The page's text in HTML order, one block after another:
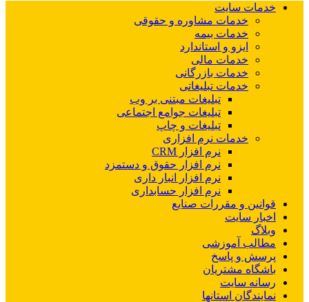
خدمات سایت
خدمات مشاوره و حقوقی
خدمات بیمه
ایزو و استاندارد
خدمات مالی
خدمات بازرگانی
خدمات تبلیغاتی
تبلیغات مبتنی بر وب
تبلیغات جوامع اجتماعی
تبلیغات و چاپ
خدمات نرم افزاری
نرم افزار CRM
نرم افزار حقوق و دستمزد
نرم افزار انبار داری
نرم افزار حسابداری
قوانین و مقررات صنایع
اخبار سایت
وبلاگ
مطالب آموزشی
پرسش و پاسخ
باشگاه مشتریان
رسانه سایت
نمایندگان استانها